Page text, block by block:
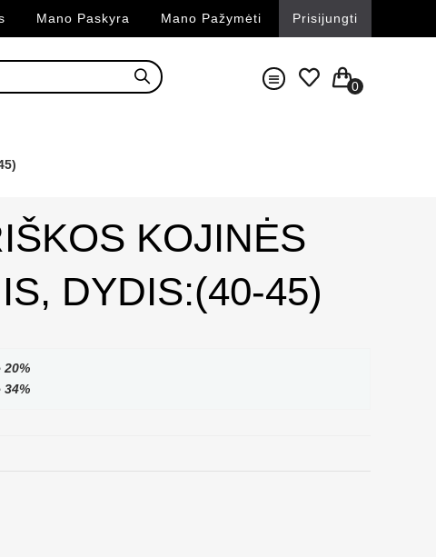
Mano Paskyra Mano Pažymėti Prisijungti
0
KOJINĖS
DYDIS:(40-45)
20%
34%